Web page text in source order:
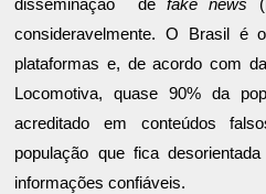
disseminação defake news
consideravelmente. O Brasil é
plataformas e, de acordo com
Locomotiva, quase 90% da
acreditado em conteúdos
população que fica
informações confiáveis.